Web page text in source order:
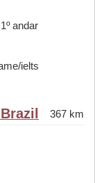
andar
ielts
367 km